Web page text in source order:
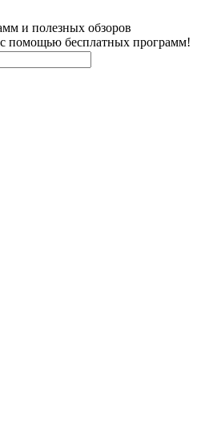
и полезных обзоров
помощью бесплатных программ!